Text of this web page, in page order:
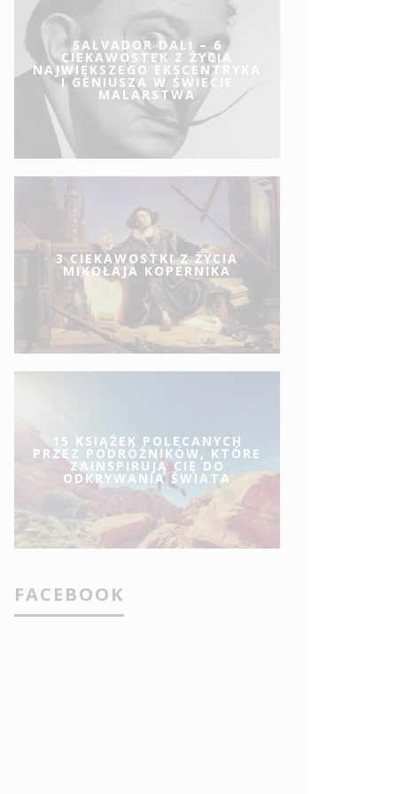
SALVADOR DALI – 6
CIEKAWOSTEK Z ŻYCIA
NAJWIĘKSZEGO EKSCENTRYKA
I GENIUSZA W ŚWIECIE
MALARSTWA
3 CIEKAWOSTKI Z ŻYCIA
MIKOŁAJA KOPERNIKA
15 KSIĄŻEK POLECANYCH
PRZEZ PODRÓŻNIKÓW, KTÓRE
ZAINSPIRUJĄ CIĘ DO
ODKRYWANIA ŚWIATA
FACEBOOK